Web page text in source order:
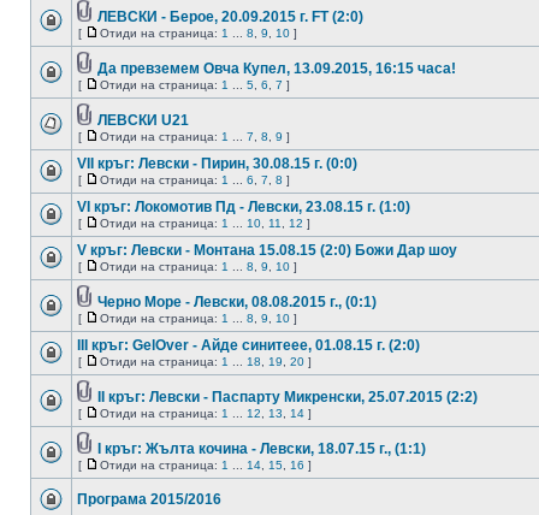
ЛЕВСКИ - Берое, 20.09.2015 г. FT (2:0)
[ Отиди на страница: 1 8 9 10 ]
Да превземем Овча Купел, 13.09.2015, 16:15 часа!
[ Отиди на страница: 1 5 6 7 ]
ЛЕВСКИ U21
[ Отиди на страница: 1 7 8 9 ]
VII кръг: Левски - Пирин, 30.08.15 г. (0:0)
[ Отиди на страница: 1 6 7 8 ]
VI кръг: Локомотив Пд - Левски, 23.08.15 г. (1:0)
[ Отиди на страница: 1 10 11 12 ]
V кръг: Левски - Монтана 15.08.15 (2:0) Божи Дар шоу
[ Отиди на страница: 1 8 9 10 ]
Черно Море - Левски, 08.08.2015 г., (0:1)
[ Отиди на страница: 1 8 9 10 ]
III кръг: GelOver - Айде синитеее, 01.08.15 г. (2:0)
[ Отиди на страница: 1 18 19 20 ]
II кръг: Левски - Паспарту Микренски, 25.07.2015 (2:2)
[ Отиди на страница: 1 12 13 14 ]
I кръг: Жълта кочина - Левски, 18.07.15 г., (1:1)
[ Отиди на страница: 1 14 15 16 ]
Програма 2015/2016